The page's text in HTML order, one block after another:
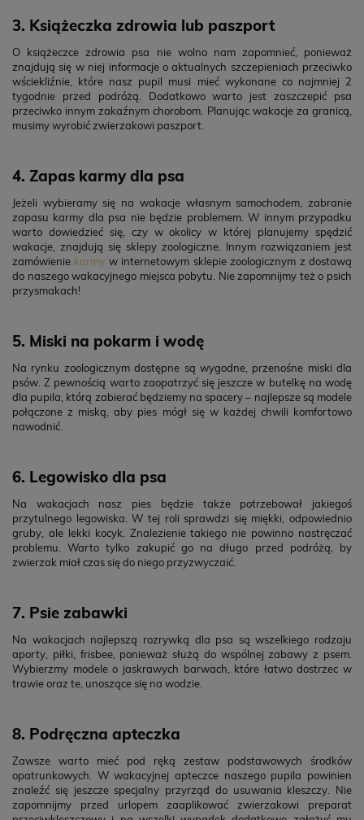
3. Książeczka zdrowia lub paszport
O książeczce zdrowia psa nie wolno nam zapomnieć, ponieważ
znajdują się w niej informacje o aktualnych szczepieniach przeciwko
wściekliźnie, które nasz pupil musi mieć wykonane co najmniej 2
tygodnie przed podróżą. Dodatkowo warto jest zaszczepić psa
przeciwko innym zakaźnym chorobom. Planując wakacje za granicą,
musimy wyrobić zwierzakowi paszport.
4. Zapas karmy dla psa
Jeżeli wybieramy się na wakacje własnym samochodem, zabranie
zapasu karmy dla psa nie będzie problemem. W innym przypadku
warto dowiedzieć się, czy w okolicy w której planujemy spędzić
wakacje, znajdują się sklepy zoologiczne. Innym rozwiązaniem jest
zamówienie karmy w internetowym sklepie zoologicznym z dostawą
do naszego wakacyjnego miejsca pobytu. Nie zapomnijmy też o psich
przysmakach!
5. Miski na pokarm i wodę
Na rynku zoologicznym dostępne są wygodne, przenośne miski dla
psów. Z pewnością warto zaopatrzyć się jeszcze w butelkę na wodę
dla pupila, którą zabierać będziemy na spacery – najlepsze są modele
połączone z miską, aby pies mógł się w każdej chwili komfortowo
nawodnić.
6. Legowisko dla psa
Na wakacjach nasz pies będzie także potrzebował jakiegoś
przytulnego legowiska. W tej roli sprawdzi się miękki, odpowiednio
gruby, ale lekki kocyk. Znalezienie takiego nie powinno nastręczać
problemu. Warto tylko zakupić go na długo przed podróżą, by
zwierzak miał czas się do niego przyzwyczaić.
7. Psie zabawki
Na wakacjach najlepszą rozrywką dla psa są wszelkiego rodzaju
aporty, piłki, frisbee, ponieważ służą do wspólnej zabawy z psem.
Wybierzmy modele o jaskrawych barwach, które łatwo dostrzec w
trawie oraz te, unoszące się na wodzie.
8. Podręczna apteczka
Zawsze warto mieć pod ręką zestaw podstawowych środków
opatrunkowych. W wakacyjnej apteczce naszego pupila powinien
znaleźć się jeszcze specjalny przyrząd do usuwania kleszczy. Nie
zapomnijmy przed urlopem zaaplikować zwierzakowi preparat